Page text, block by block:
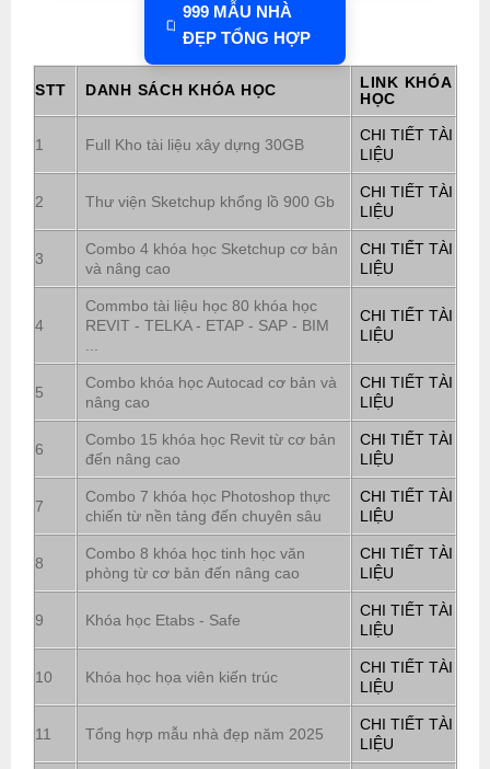
999 MẪU NHÀ
ĐẸP TỔNG HỢP
STT DANH SÁCH KHÓA HỌC
LINK KHÓA
HỌC
1 Full Kho tài liệu xây dựng 30GB
CHI TIẾT TÀI
LIỆU
2 Thư viện Sketchup khổng lồ 900 Gb
CHI TIẾT TÀI
LIỆU
3
Combo 4 khóa học Sketchup cơ bản
và nâng cao
CHI TIẾT TÀI
LIỆU
4
Commbo tài liệu học 80 khóa học
REVIT - TELKA - ETAP - SAP - BIM
CHI TIẾT TÀI
LIỆU
5
Combo khóa học Autocad cơ bản và
nâng cao
CHI TIẾT TÀI
LIỆU
6
Combo 15 khóa học Revit từ cơ bản
đến nâng cao
CHI TIẾT TÀI
LIỆU
7
Combo 7 khóa học Photoshop thực
chiến từ nền tảng đến chuyên sâu
CHI TIẾT TÀI
LIỆU
8
Combo 8 khóa học tinh học văn
phòng từ cơ bản đến nâng cao
CHI TIẾT TÀI
LIỆU
9 Khóa học Etabs - Safe
CHI TIẾT TÀI
LIỆU
10 Khóa học họa viên kiến trúc
CHI TIẾT TÀI
LIỆU
11 Tổng hợp mẫu nhà đẹp năm 2025
CHI TIẾT TÀI
LIỆU